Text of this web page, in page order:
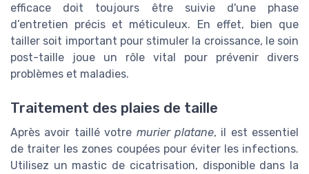
efficace doit toujours être suivie d'une phase
d’entretien précis et méticuleux. En effet, bien que
tailler soit important pour stimuler la croissance, le soin
post-taille joue un rôle vital pour prévenir divers
problèmes et maladies.
Traitement des plaies de taille
Après avoir taillé votre murier platane, il est essentiel
de traiter les zones coupées pour éviter les infections.
Utilisez un mastic de cicatrisation, disponible dans la